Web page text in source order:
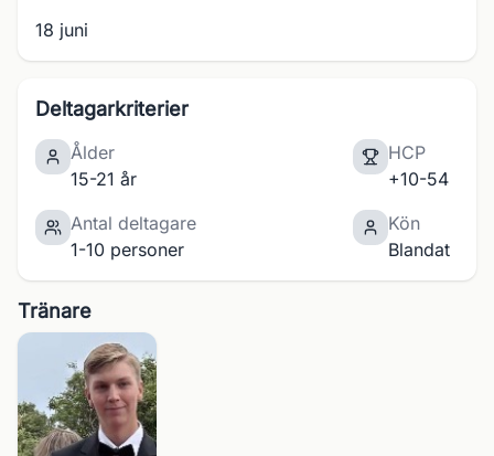
18 juni
Deltagarkriterier
Ålder
15-21 år
HCP
+10-54
Antal deltagare
1-10 personer
Kön
Blandat
Tränare